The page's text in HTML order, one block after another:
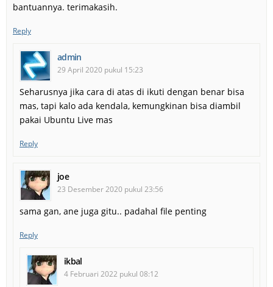
bantuannya. terimakasih.
Reply
admin
29 April 2020 pukul 15:23
Seharusnya jika cara di atas di ikuti dengan benar bisa
mas, tapi kalo ada kendala, kemungkinan bisa diambil
pakai Ubuntu Live mas
Reply
joe
23 Desember 2020 pukul 23:56
sama gan, ane juga gitu.. padahal file penting
Reply
ikbal
4 Februari 2022 pukul 08:12